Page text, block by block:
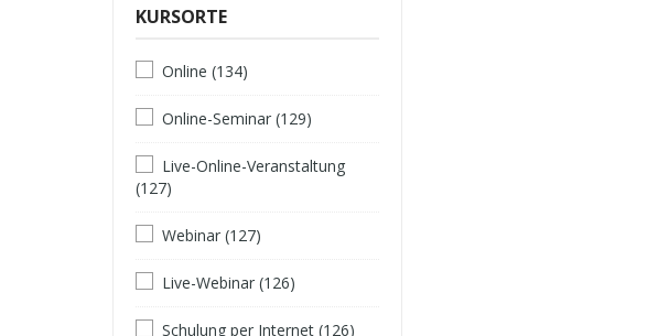
KURSORTE
Online (134)
Online-Seminar (129)
Live-Online-Veranstaltung
(127)
Webinar (127)
Live-Webinar (126)
Schulung per Internet (126)